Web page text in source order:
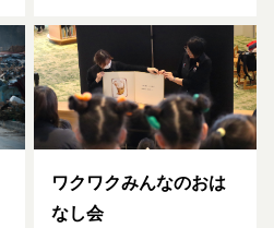
ワクワクみんなのおは
なし会